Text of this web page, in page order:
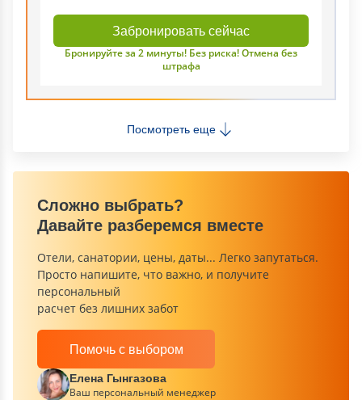
Забронировать сейчас
Бронируйте за 2 минуты! Без риска! Отмена без
штрафа
Посмотреть еще
Сложно выбрать?
Давайте разберемся вместе
Отели, санатории, цены, даты... Легко запутаться.
Просто напишите, что важно, и получите
персональный
расчет без лишних забот
Помочь с выбором
Елена Гынгазова
Ваш персональный менеджер